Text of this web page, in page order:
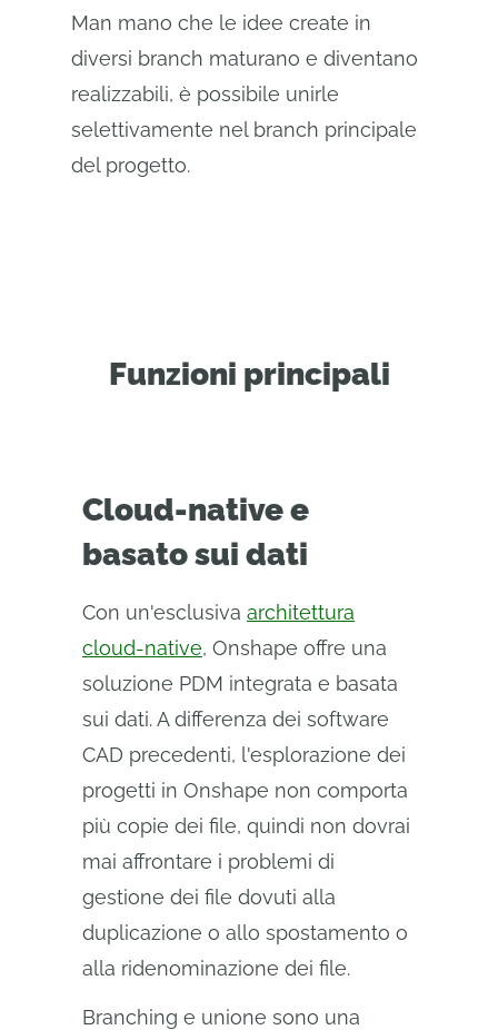
Man mano che le idee create in
diversi branch maturano e diventano
realizzabili, è possibile unirle
selettivamente nel branch principale
del progetto.
Funzioni principali
Cloud-native e
basato sui dati
Con un'esclusiva architettura
cloud-native, Onshape offre una
soluzione PDM integrata e basata
sui dati. A differenza dei software
CAD precedenti, l'esplorazione dei
progetti in Onshape non comporta
più copie dei file, quindi non dovrai
mai affrontare i problemi di
gestione dei file dovuti alla
duplicazione o allo spostamento o
alla ridenominazione dei file.
Branching e unione sono una